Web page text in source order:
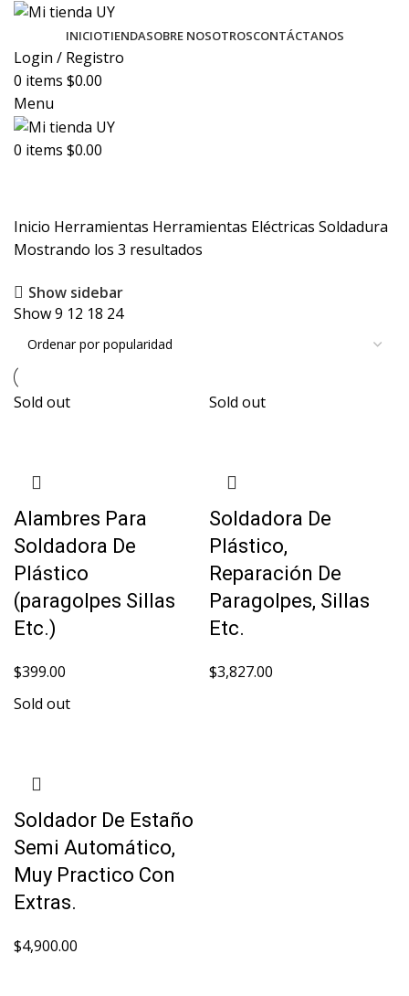
INICIOTIENDASOBRE NOSOTROSCONTÁCTANOS
Login / Registro
0 items $0.00
Menu
0 items $0.00
Inicio Herramientas Herramientas Eléctricas Soldadura
Mostrando los 3 resultados
Show sidebar
Show9 12 18 24
Sold out
Alambres Para
Soldadora De
Plástico
(paragolpes Sillas
Etc.)
$399.00
Sold out
Soldadora De
Plástico,
Reparación De
Paragolpes, Sillas
Etc.
$3,827.00
Sold out
Soldador De Estaño
Semi Automático,
Muy Practico Con
Extras.
$4,900.00